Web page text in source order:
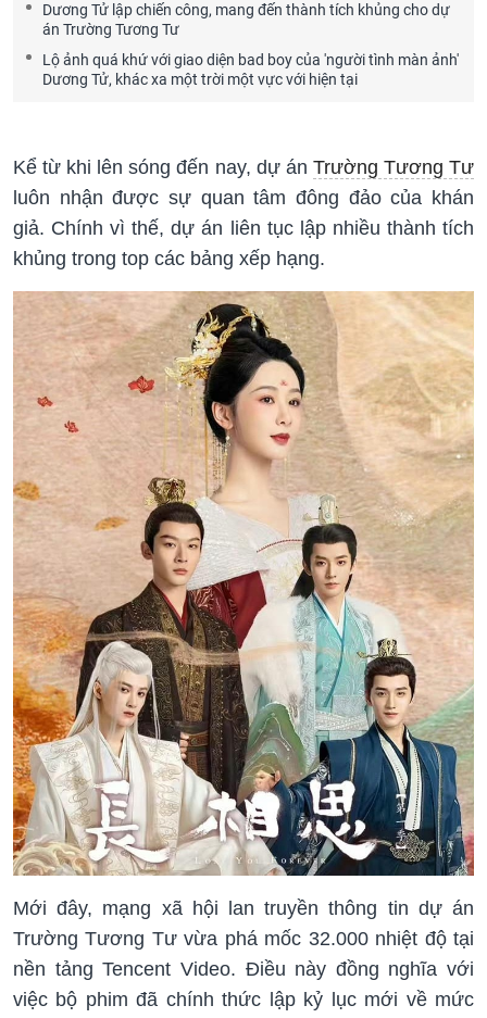
Dương Tử lập chiến công, mang đến thành tích khủng cho dự
án Trường Tương Tư
Lộ ảnh quá khứ với giao diện bad boy của 'người tình màn ảnh'
Dương Tử, khác xa một trời một vực với hiện tại
Kể từ khi lên sóng đến nay, dự án Trường Tương Tư
luôn nhận được sự quan tâm đông đảo của khán
giả. Chính vì thế, dự án liên tục lập nhiều thành tích
khủng trong top các bảng xếp hạng.
Mới đây, mạng xã hội lan truyền thông tin dự án
Trường Tương Tư vừa phá mốc 32.000 nhiệt độ tại
nền tảng Tencent Video. Điều này đồng nghĩa với
việc bộ phim đã chính thức lập kỷ lục mới về mức